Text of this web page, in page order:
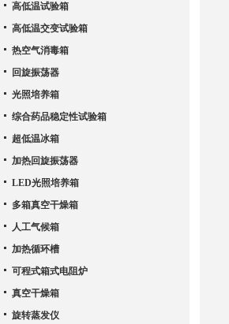
高低温试验箱
高低温交变试验箱
热空气消毒箱
回旋振荡器
光照培养箱
综合药品稳定性试验箱
超低温冰箱
加热回旋振荡器
LED光照培养箱
多箱真空干燥箱
人工气候箱
加热循环槽
可程式箱式电阻炉
真空干燥箱
旋转蒸发仪